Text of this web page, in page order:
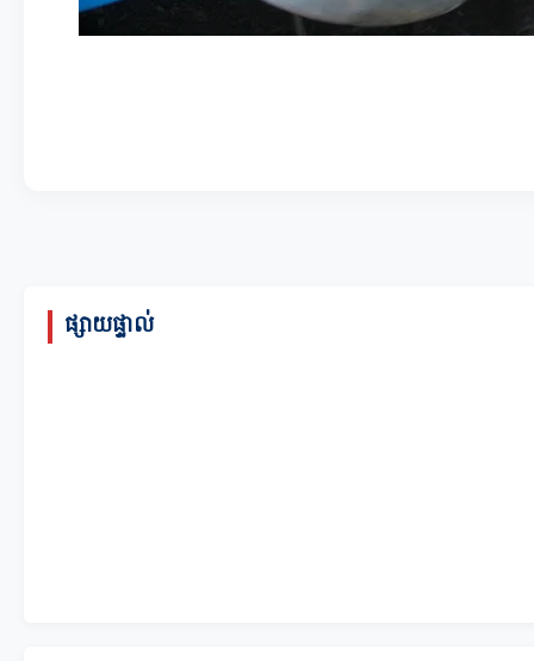
ផ្សាយផ្ទាល់